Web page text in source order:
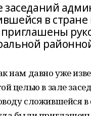
заседаний
в
нам давно уже
целью в зале
сложившейся в